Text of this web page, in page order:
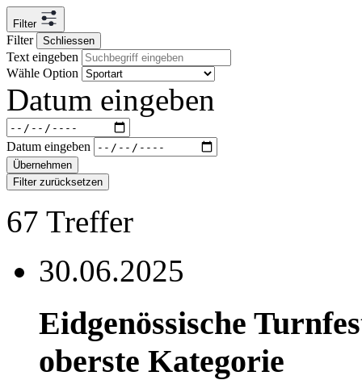
Filter
Filter Schliessen
Text eingeben
Wähle Option
Datum eingeben
Datum eingeben
Übernehmen
Filter zurücksetzen
67 Treffer
30.06.2025
Eidgenössische
oberste Kategorie